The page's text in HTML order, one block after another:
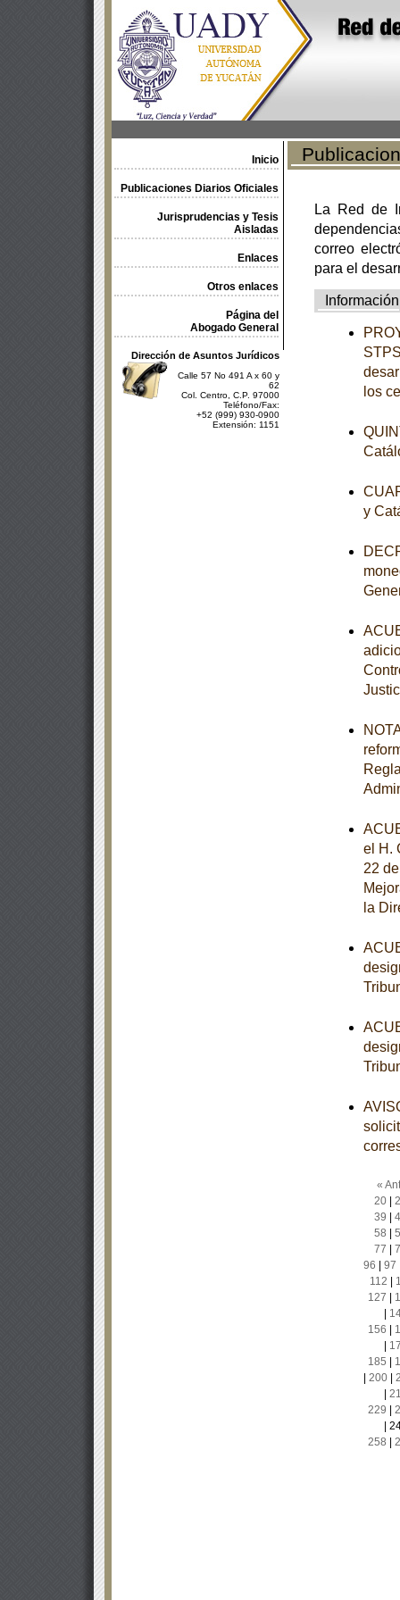
Inicio
Publicaciones Diarios Oficiales
Jurisprudencias y Tesis
Aisladas
Enlaces
Otros enlaces
Página del
Abogado General
Dirección de Asuntos Jurídicos
Calle 57 No 491 A x 60 y
62
Col. Centro, C.P. 97000
Teléfono/Fax:
+52 (999) 930-0900
Extensión: 1151
La Red de
correo
para el
Información
los
y
el H.
22
la
«
20|
39
58
77
96
97
112
127
156
185
200|
229
258